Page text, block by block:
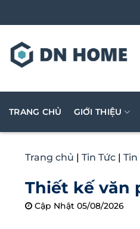
qua
dung
TRANG CHỦ GIỚI THIỆU
Trang chủ | Tin Tức |
Thiết kế văn
Cập Nhật 05/08/2026